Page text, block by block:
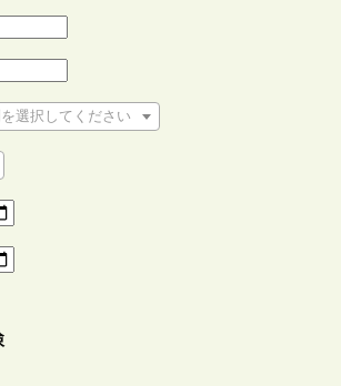
選択してください
してください